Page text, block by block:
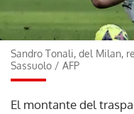
Sandro Tonali, del Milan,
Sassuolo / AFP
El montante del